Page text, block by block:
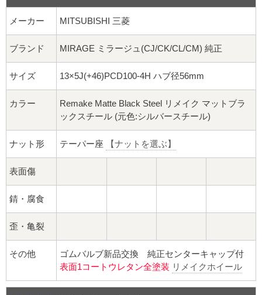
20インチ：夏タイヤホイール
ホイールナット
平面座ナット
ショート平面ナット
球面座ナット
ロング球面ナット
ショート球面ナット
貫通ナット
袋ナット
メーカー MITSUBISHI 三菱
ブランド MIRAGE ミラージュ(CJ/CK/CL/CM) 純正
サイズ 13×5J(+46)PCD100-4H ハブ径56mm
カラー
Remake Matte Black Steel リメイク マットブラ
ックスチール (元色:シルバースチール)
ナット形 テーパー座 【ナットを選ぶ】
表面傷
錆・腐食
歪・亀裂
その他
ゴムバルブ新品交換 純正センターキャップ付
表面1コートウレタン全塗装 リメイクホイール